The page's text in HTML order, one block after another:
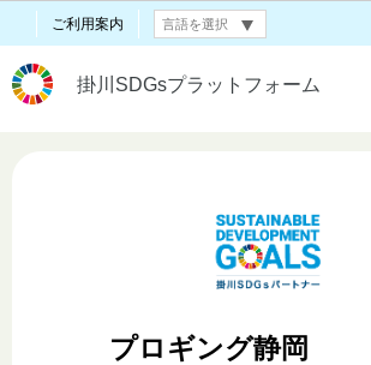
ご利用案内
掛川SDGsプラットフォーム
プロギング静岡